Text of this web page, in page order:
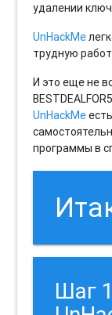
удалении
UnHackMe
трудную
И это еще не
UnHackMe
программы в
Шаг